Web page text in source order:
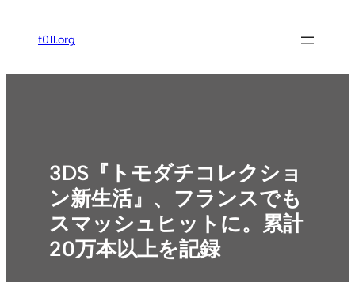
ス
t011.org
3DS『トモダチコレクショ
ン新生活』、フランスでも
スマッシュヒットに。累計
20万本以上を記録